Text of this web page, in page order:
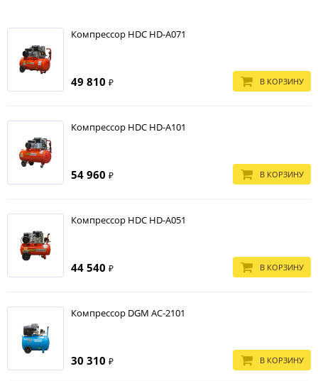
работы и надежность оборудования. Купить компрессор можно в
специализированных точках продаж в Москве по выгодной цене.
Преимущества покупки в МАГИМЭКС
Обращение в МАГИМЭКС для приобретения компрессора 220 вольт
обладает несколькими важными преимуществами:
временем.
Профессиональная консультация специалистов, которые помогут
подобрать идеальный компрессор для ваших нужд.
Выгодные условия покупки, включая акции и специальные
Гарантийное обслуживание и послепродажная поддержка
обеспечивают долгосрочную работоспособность приобретенных
устройств.
Компрессор HDC HD-A071
49 810 ₽ В КОРЗИНУ
Компрессор HDC HD-A101
54 960 ₽ В КОРЗИНУ
Компрессор HDC HD-A051
44 540 ₽ В КОРЗИНУ
Компрессор DGM AC-2101
30 310 ₽ В КОРЗИНУ